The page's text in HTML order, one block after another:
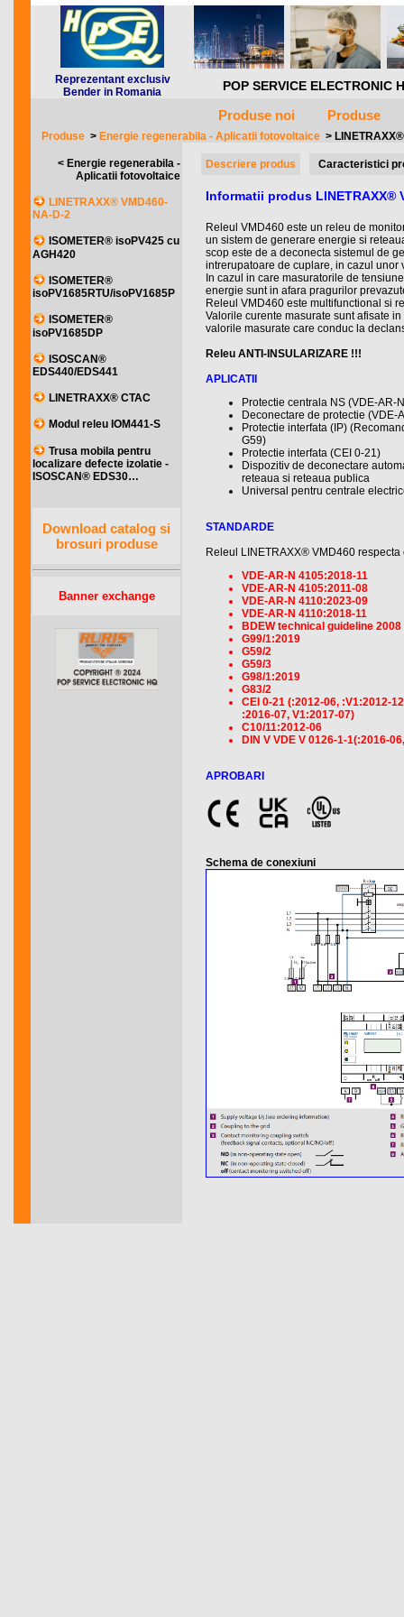
Reprezentant exclusiv
Bender in Romania
POP SERVICE
Produse noi Produse
Produse > Energie regenerabila - Aplicatii fotovoltaice >
< Energie regenerabila -
Aplicatii fotovoltaice
LINETRAXX® VMD460-
NA-D-2
ISOMETER® isoPV425 cu
AGH420
ISOMETER®
isoPV1685RTU/isoPV1685P
ISOMETER®
isoPV1685DP
ISOSCAN®
EDS440/EDS441
LINETRAXX® CTAC
Modul releu IOM441-S
Trusa mobila pentru
localizare defecte izolatie -
ISOSCAN® EDS30…
Download catalog si
brosuri produse
Banner exchange
Descriere produs Caracteristici
Informatii produs LINETRAXX®
Releul VMD460 este un releu de
un sistem de generare energie si
scop este de a deconecta sistemul de
intrerupatoare de cuplare, in cazul
In cazul in care masuratorile de
energie sunt in afara pragurilor
Releul VMD460 este multifunctional si
Valorile curente masurate sunt afisate
valorile masurate care conduc la
Releu ANTI-INSULARIZARE !!!
APLICATII
Protectie centrala NS (VDE-AR-
Deconectare de protectie (VDE-
Protectie interfata (IP)
G59)
Protectie interfata (CEI 0-21)
Dispozitiv de deconectare
reteaua si reteaua publica
Universal pentru centrale
STANDARDE
Releul LINETRAXX® VMD460
VDE-AR-N 4105:2018-11
VDE-AR-N 4105:2011-08
VDE-AR-N 4110:2023-09
VDE-AR-N 4110:2018-11
BDEW technical guideline
G99/1:2019
G59/2
G59/3
G98/1:2019
G83/2
CEI 0-21 (:2012-06, :V1:2012-
:2016-07, V1:2017-07)
C10/11:2012-06
DIN V VDE V 0126-1-1(:2016-
APROBARI
Schema de conexiuni